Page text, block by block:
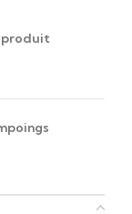
produit